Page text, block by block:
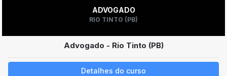
ADVOGADO
RIO TINTO (PB)
Advogado - Rio Tinto (PB)
Detalhes do curso